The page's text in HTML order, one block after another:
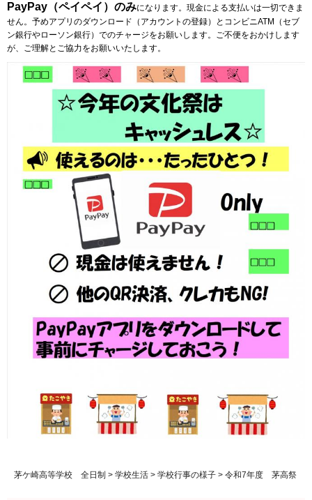
PayPay（ペイペイ）のみになります。現金による支払いは一切できま
せん。予めアプリのダウンロード（アカウントの登録）とコンビニATM（セブ
ン銀行やローソン銀行）でのチャージをお願いします。ご不便をおかけします
が、ご理解とご協力をお願いいたします。
茅ケ崎高等学校 全日制 > 学校生活 > 学校行事の様子 > 令和7年度 茅高祭